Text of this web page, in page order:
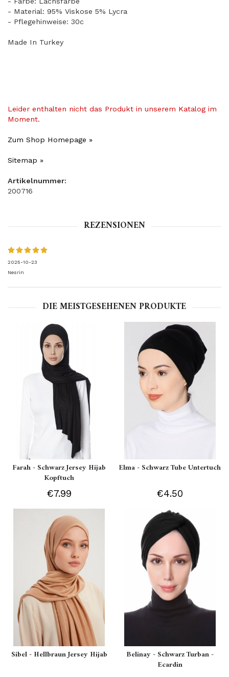
​- Material: 95% Viskose 5% Lycra
- Pflegehinweise: 30c
Made In Turkey
Leider enthalten nicht das Produkt in unserem Katalog im
Moment.
Zum Shop Homepage »
Sitemap »
Artikelnummer:
200716
REZENSIONEN
2025-10-23
Nesrin
DIE MEISTGESEHENEN PRODUKTE
Farah - Schwarz Jersey Hijab
Kopftuch
€7.99
Elma - Schwarz Tube Untertuch
€4.50
Sibel - Hellbraun Jersey Hijab
Belinay - Schwarz Turban -
Ecardin